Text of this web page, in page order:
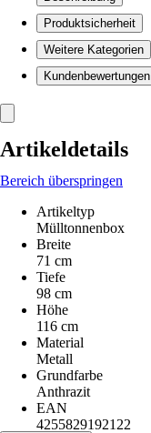
Produktsicherheit
Weitere Kategorien
Kundenbewertungen
Artikeldetails
Bereich überspringen
Artikeltyp
Mülltonnenbox
Breite
71 cm
Tiefe
98 cm
Höhe
116 cm
Material
Metall
Grundfarbe
Anthrazit
EAN
4255829192122